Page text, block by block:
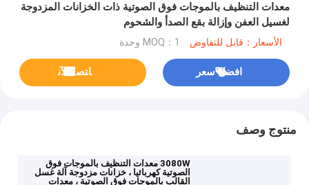
معدات التنظيف بالموجات فوق الصوتية ذات الخزانات المزدوجة
لغسيل العفن وإزالة بقع الصدأ والشحوم
الأسعار：قابل للتفاوض MOQ：1 وحدة
افضل سعر ﺎﺘﺼﻟ ﺍﻶﻧ
منتوج وصف
3080W معدات التنظيف بالموجات فوق
الصوتية كهربائيا ، خزانات مزدوجة آلة غسل
القالب بالموجات فوق الصوتية ، معدات